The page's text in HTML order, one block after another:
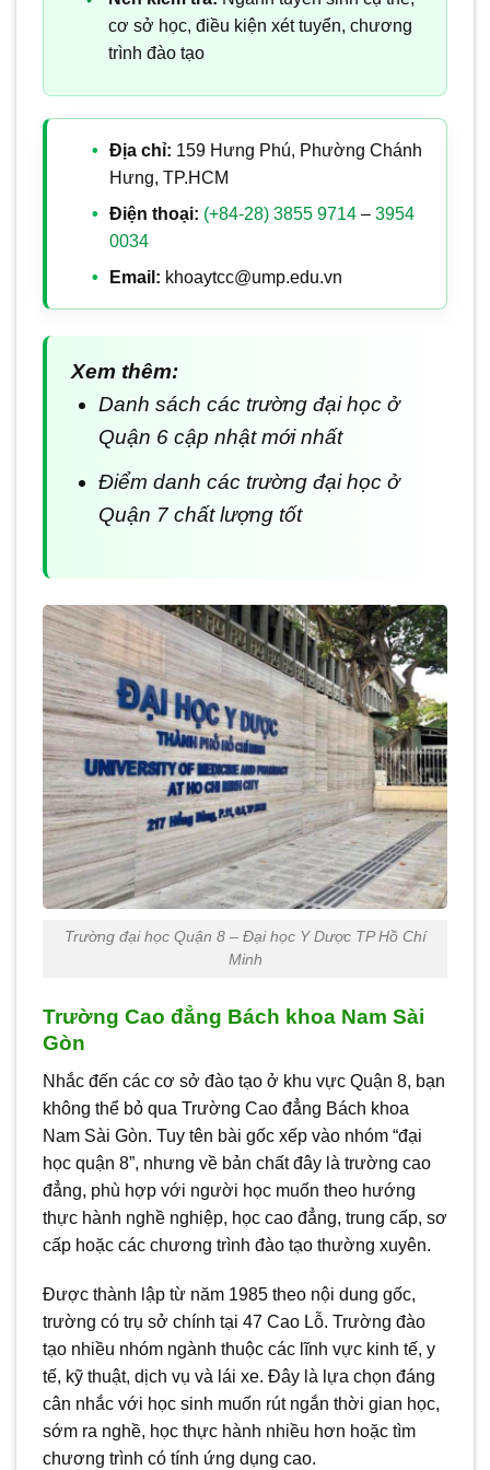
cơ sở học, điều kiện xét tuyển, chương
trình đào tạo
Địa chỉ: 159 Hưng Phú, Phường Chánh
Hưng, TP.HCM
Điện thoại: (+84-28) 3855 9714– 3954
0034
Email: khoaytcc@ump.edu.vn
Xem thêm:
Danh sách các trường đại học ở
Quận 6 cập nhật mới nhất
Điểm danh các trường đại học ở
Quận 7 chất lượng tốt
Trường đại học Quận 8 – Đại học Y Dược TP Hồ Chí
Minh
Trường Cao đẳng Bách khoa Nam Sài
Gòn
Nhắc đến các cơ sở đào tạo ở khu vực Quận 8, bạn
không thể bỏ qua Trường Cao đẳng Bách khoa
Nam Sài Gòn. Tuy tên bài gốc xếp vào nhóm “đại
học quận 8”, nhưng về bản chất đây là trường cao
đẳng, phù hợp với người học muốn theo hướng
thực hành nghề nghiệp, học cao đẳng, trung cấp, sơ
cấp hoặc các chương trình đào tạo thường xuyên.
Được thành lập từ năm 1985 theo nội dung gốc,
trường có trụ sở chính tại 47 Cao Lỗ. Trường đào
tạo nhiều nhóm ngành thuộc các lĩnh vực kinh tế, y
tế, kỹ thuật, dịch vụ và lái xe. Đây là lựa chọn đáng
cân nhắc với học sinh muốn rút ngắn thời gian học,
sớm ra nghề, học thực hành nhiều hơn hoặc tìm
chương trình có tính ứng dụng cao.